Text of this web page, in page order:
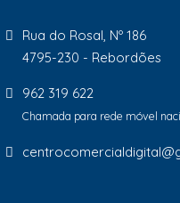
Rua do Rosal, Nº 186
4795-230 - Rebordões
962 319 622
Chamada para rede móvel